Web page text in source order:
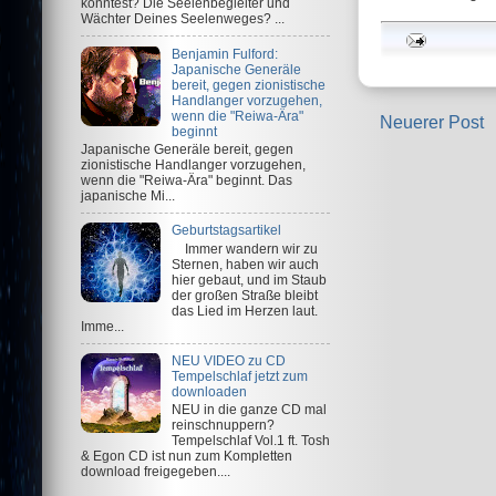
Neuerer Post
könntest? Die Seelenbegleiter und
Wächter Deines Seelenweges? ...
Benjamin Fulford:
Japanische Generäle
bereit, gegen zionistische
Handlanger vorzugehen,
wenn die "Reiwa-Ära"
beginnt
Japanische Generäle bereit, gegen
zionistische Handlanger vorzugehen,
wenn die "Reiwa-Ära" beginnt. Das
japanische Mi...
Geburtstagsartikel
Immer wandern wir zu
Sternen, haben wir auch
hier gebaut, und im Staub
der großen Straße bleibt
das Lied im Herzen laut.
Imme...
NEU VIDEO zu CD
Tempelschlaf jetzt zum
downloaden
NEU in die ganze CD mal
reinschnuppern?
Tempelschlaf Vol.1 ft. Tosh
& Egon CD ist nun zum Kompletten
download freigegeben....